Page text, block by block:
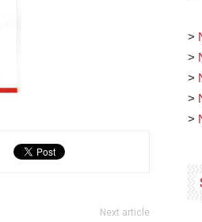
Next article
>
>
>
>
>